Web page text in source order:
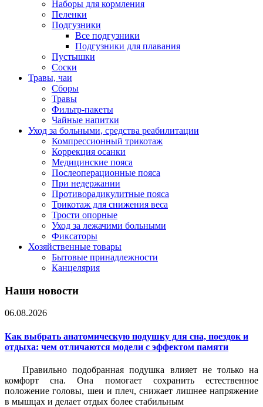
Наборы для кормления
Пеленки
Подгузники
Все подгузники
Подгузники для плавания
Пустышки
Соски
Травы, чаи
Сборы
Травы
Фильтр-пакеты
Чайные напитки
Уход за больными, средства реабилитации
Компрессионный трикотаж
Коррекция осанки
Медицинские пояса
Послеоперационные пояса
При недержании
Противорадикулитные пояса
Трикотаж для снижения веса
Трости опорные
Уход за лежачими больными
Фиксаторы
Хозяйственные товары
Бытовые принадлежности
Канцелярия
Наши новости
06.08.2026
Как выбрать анатомическую подушку для сна, поездок и
отдыха: чем отличаются модели с эффектом памяти
Правильно подобранная подушка влияет не только на
комфорт сна. Она помогает сохранить естественное
положение головы, шеи и плеч, снижает лишнее напряжение
в мышцах и делает отдых более стабильным